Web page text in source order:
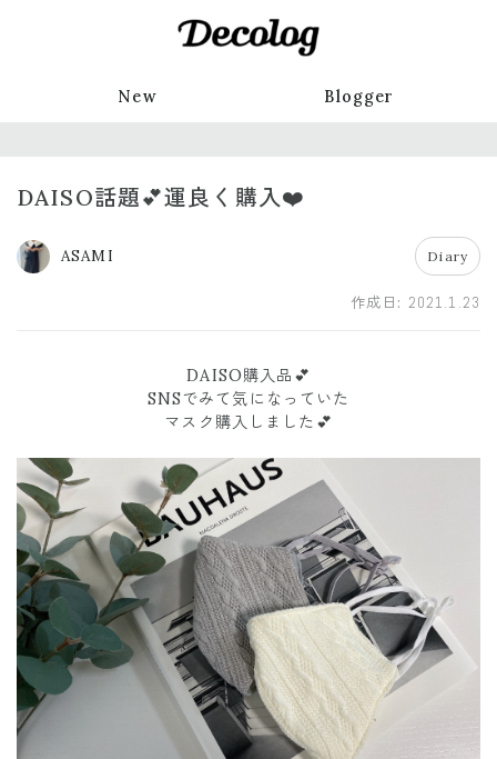
New Blogger
DAISO話題💕運良く購入❤️
ASAMI Diary
作成日: 2021.1.23
DAISO購入品💕
SNSでみて気になっていた
マスク購入しました💕